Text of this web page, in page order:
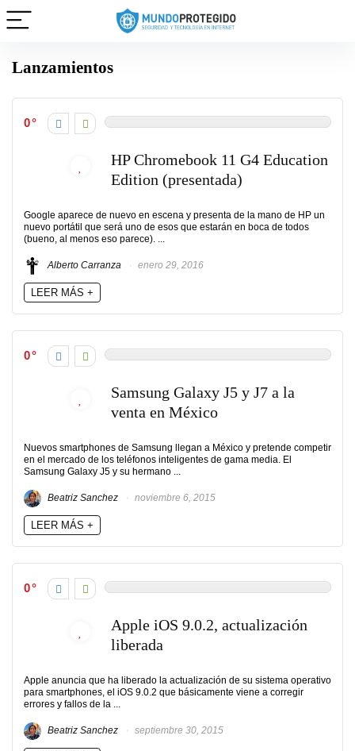
Lanzamientos
0
HP Chromebook 11 G4 Education
Edition (presentada)
Google aparece de nuevo en escena y presenta de la mano de HP un
nuevo portátil que será uno de esos que estarán en boca de todos
(bueno, al menos eso parece). ...
Alberto Carranza enero 29, 2016
LEER MÁS +
0
Samsung Galaxy J5 y J7 a la
venta en México
Nuevos smartphones de Samsung llegan a México y pretende competir
en el mercado de los teléfonos inteligentes de gama media. El
Samsung Galaxy J5 y su hermano ...
Beatriz Sanchez noviembre 6, 2015
LEER MÁS +
0
Apple iOS 9.0.2, actualización
liberada
Apple anuncia que ha liberado la actualización de su sistema operativo
para smartphones, el iOS 9.0.2 que básicamente viene a corregir
errores y fallos de la ...
Beatriz Sanchez septiembre 30, 2015